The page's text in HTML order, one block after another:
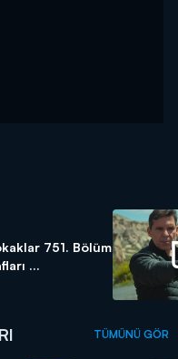
751. Bölüm
...
TÜMÜNÜ GÖR